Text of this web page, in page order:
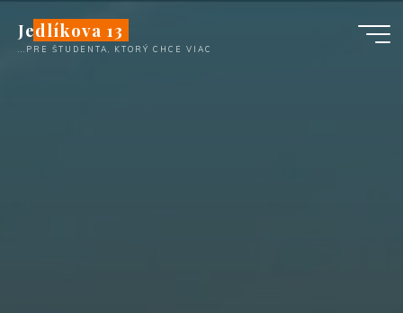
content
Jedlíkova 13
...PRE ŠTUDENTA, KTORÝ CHCE VIAC